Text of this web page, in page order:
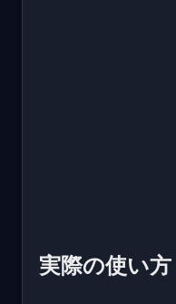
実際の使い方